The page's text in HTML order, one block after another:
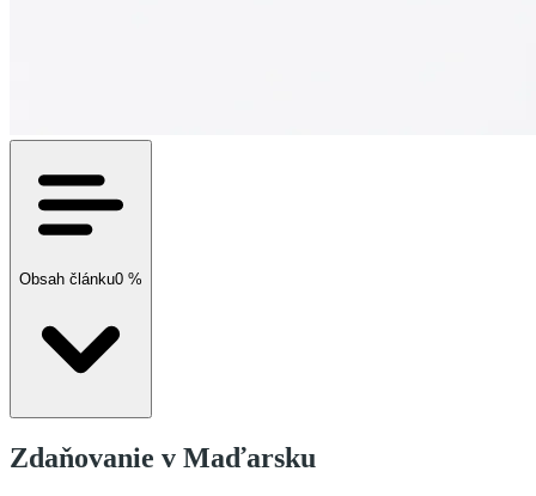
Obsah článku0 %
Zdaňovanie v Maďarsku